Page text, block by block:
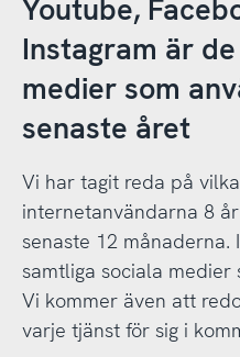
Youtube,
Instagram är
medier som
senaste året
Vi har tagit reda på
internetanvändarna 8
senaste 12
samtliga sociala
Vi kommer även att
varje tjänst för sig i